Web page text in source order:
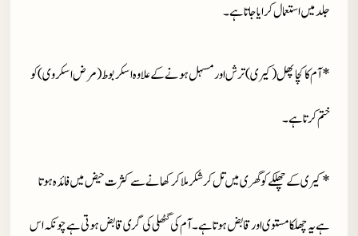
جلد میں استعمال کرایا جاتا ہے ۔
* آم کا کچا پھل ( کیری ) ترش اور مسہل ہونے کے علاوہ اسکربوط ( مرض اسکروی ) کو
ختم کرتا ہے ۔
* کیری کے چھلکے کو گھری میں تل کر شکر ملا کر کھانے سے کثرت حیض میں فائدہ ہوتا
ہے یہ چھلکا مستوی اور قابض ہوتا ہے ۔ آم کی گٹھلی کی گری قابض ہوتی ہے چونکہ اس